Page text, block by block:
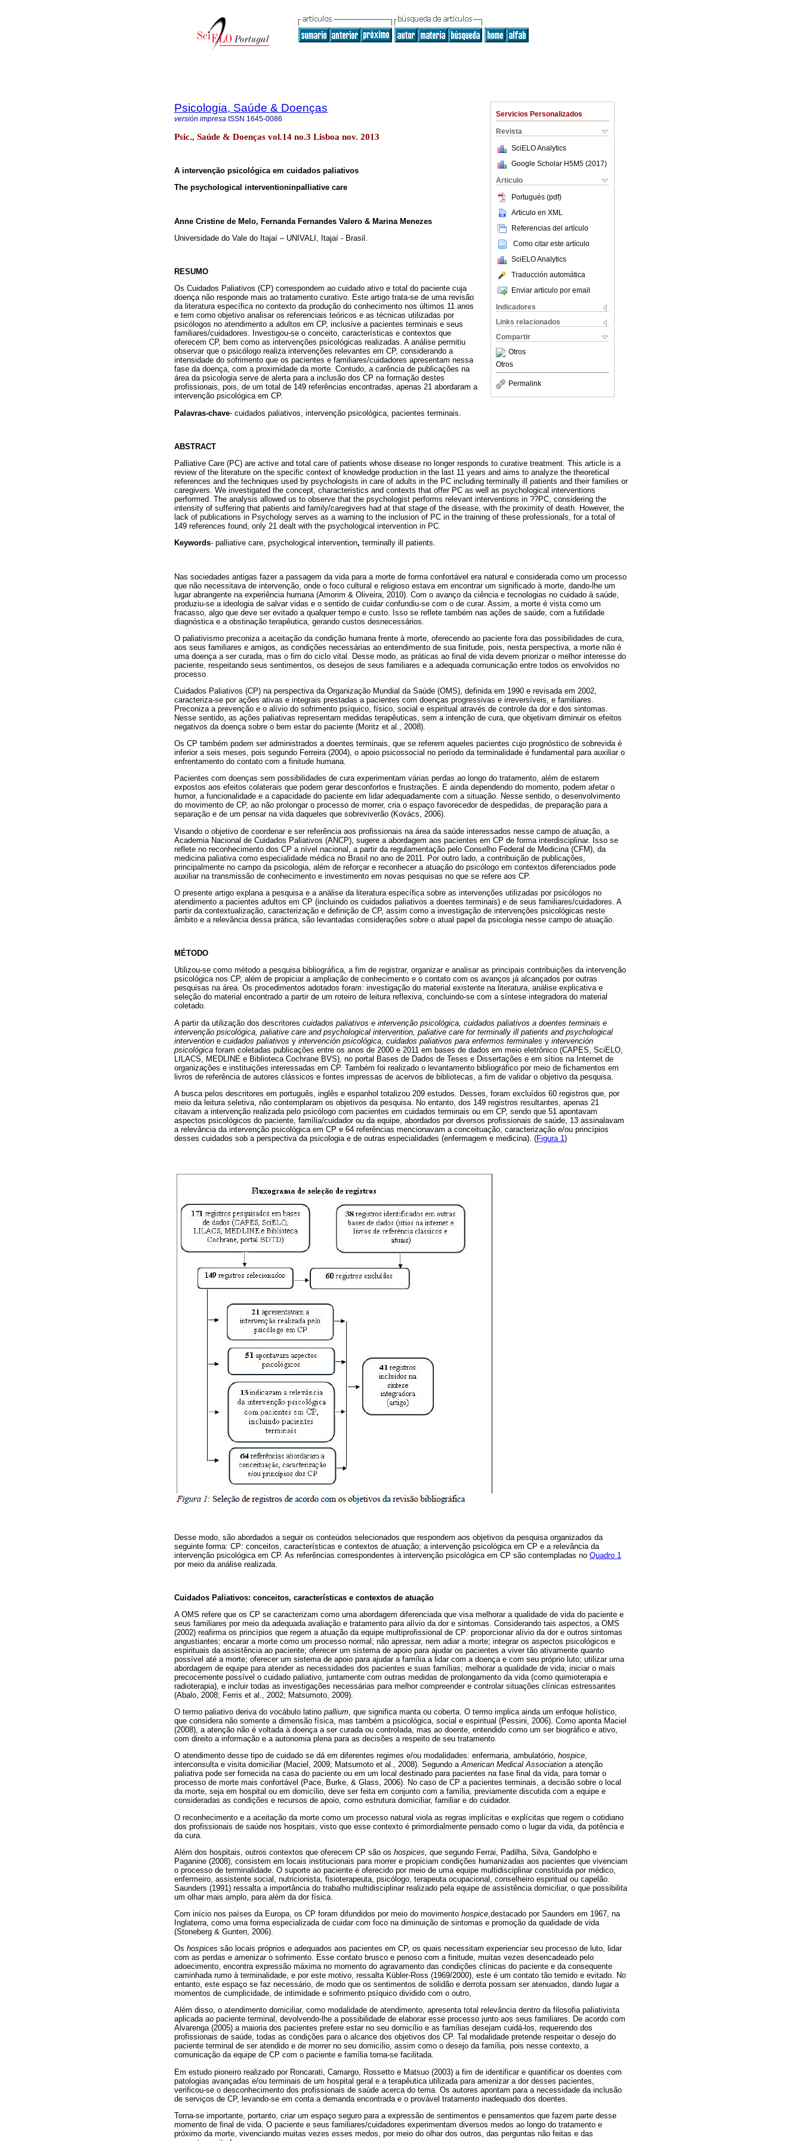
Servicios Personalizados
Revista
SciELO Analytics
Google Scholar H5M5 (2017)
Articulo
Portugués (pdf)
Articulo en XML
Referencias del artículo
Como citar este artículo
SciELO Analytics
Traducción automática
Enviar articulo por email
Indicadores
Links relacionados
Compartir
Otros
Otros
Permalink
Psicologia, Saúde & Doenças
versión impresa ISSN 1645-0086
Psic., Saúde & Doenças vol.14 no.3 Lisboa nov. 2013
A intervenção psicológica em cuidados paliativos
The psychological interventioninpalliative care
Anne Cristine de Melo, Fernanda Fernandes Valero & Marina Menezes
Universidade do Vale do Itajaí – UNIVALI, Itajaí - Brasil.
RESUMO
Os Cuidados Paliativos (CP) correspondem ao cuidado ativo e total do paciente cuja
doença não responde mais ao tratamento curativo. Este artigo trata-se de uma revisão
da literatura específica no contexto da produção do conhecimento nos últimos 11 anos
e tem como objetivo analisar os referenciais teóricos e as técnicas utilizadas por
psicólogos no atendimento a adultos em CP, inclusive a pacientes terminais e seus
familiares/cuidadores. Investigou-se o conceito, características e contextos que
oferecem CP, bem como as intervenções psicológicas realizadas. A análise permitiu
observar que o psicólogo realiza intervenções relevantes em CP, considerando a
intensidade do sofrimento que os pacientes e familiares/cuidadores apresentam nessa
fase da doença, com a proximidade da morte. Contudo, a carência de publicações na
área da psicologia serve de alerta para a inclusão dos CP na formação destes
profissionais, pois, de um total de 149 referências encontradas, apenas 21 abordaram a
intervenção psicológica em CP.
Palavras-chave- cuidados paliativos, intervenção psicológica, pacientes terminais.
ABSTRACT
Palliative Care (PC) are active and total care of patients whose disease no longer responds to curative treatment. This article is a
review of the literature on the specific context of knowledge production in the last 11 years and aims to analyze the theoretical
references and the techniques used by psychologists in care of adults in the PC including terminally ill patients and their families or
caregivers. We investigated the concept, characteristics and contexts that offer PC as well as psychological interventions
performed. The analysis allowed us to observe that the psychologist performs relevant interventions in ??PC, considering the
intensity of suffering that patients and family/caregivers had at that stage of the disease, with the proximity of death. However, the
lack of publications in Psychology serves as a warning to the inclusion of PC in the training of these professionals, for a total of
149 references found, only 21 dealt with the psychological intervention in PC.
Keywords- palliative care, psychological intervention, terminally ill patients.
Nas sociedades antigas fazer a passagem da vida para a morte de forma confortável era natural e considerada como um processo
que não necessitava de intervenção, onde o foco cultural e religioso estava em encontrar um significado à morte, dando-lhe um
lugar abrangente na experiência humana (Amorim & Oliveira, 2010). Com o avanço da ciência e tecnologias no cuidado à saúde,
produziu-se a ideologia de salvar vidas e o sentido de cuidar confundiu-se com o de curar. Assim, a morte é vista como um
fracasso, algo que deve ser evitado a qualquer tempo e custo. Isso se reflete também nas ações de saúde, com a futilidade
diagnóstica e a obstinação terapêutica, gerando custos desnecessários.
O paliativismo preconiza a aceitação da condição humana frente à morte, oferecendo ao paciente fora das possibilidades de cura,
aos seus familiares e amigos, as condições necessárias ao entendimento de sua finitude, pois, nesta perspectiva, a morte não é
uma doença a ser curada, mas o fim do ciclo vital. Desse modo, as práticas ao final de vida devem priorizar o melhor interesse do
paciente, respeitando seus sentimentos, os desejos de seus familiares e a adequada comunicação entre todos os envolvidos no
processo.
Cuidados Paliativos (CP) na perspectiva da Organização Mundial da Saúde (OMS), definida em 1990 e revisada em 2002,
caracteriza-se por ações ativas e integrais prestadas a pacientes com doenças progressivas e irreversíveis, e familiares.
Preconiza a prevenção e o alívio do sofrimento psíquico, físico, social e espiritual através de controle da dor e dos sintomas.
Nesse sentido, as ações paliativas representam medidas terapêuticas, sem a intenção de cura, que objetivam diminuir os efeitos
negativos da doença sobre o bem estar do paciente (Moritz et al., 2008).
Os CP também podem ser administrados a doentes terminais, que se referem aqueles pacientes cujo prognóstico de sobrevida é
inferior a seis meses, pois segundo Ferreira (2004), o apoio psicossocial no período da terminalidade é fundamental para auxiliar o
enfrentamento do contato com a finitude humana.
Pacientes com doenças sem possibilidades de cura experimentam várias perdas ao longo do tratamento, além de estarem
expostos aos efeitos colaterais que podem gerar desconfortos e frustrações. E ainda dependendo do momento, podem afetar o
humor, a funcionalidade e a capacidade do paciente em lidar adequadamente com a situação. Nesse sentido, o desenvolvimento
do movimento de CP, ao não prolongar o processo de morrer, cria o espaço favorecedor de despedidas, de preparação para a
separação e de um pensar na vida daqueles que sobreviverão (Kovács, 2006).
Visando o objetivo de coordenar e ser referência aos profissionais na área da saúde interessados nesse campo de atuação, a
Academia Nacional de Cuidados Paliativos (ANCP), sugere a abordagem aos pacientes em CP de forma interdisciplinar. Isso se
reflete no reconhecimento dos CP a nível nacional, a partir da regulamentação pelo Conselho Federal de Medicina (CFM), da
medicina paliativa como especialidade médica no Brasil no ano de 2011. Por outro lado, a contribuição de publicações,
principalmente no campo da psicologia, além de reforçar e reconhecer a atuação do psicólogo em contextos diferenciados pode
auxiliar na transmissão de conhecimento e investimento em novas pesquisas no que se refere aos CP.
O presente artigo explana a pesquisa e a análise da literatura específica sobre as intervenções utilizadas por psicólogos no
atendimento a pacientes adultos em CP (incluindo os cuidados paliativos a doentes terminais) e de seus familiares/cuidadores. A
partir da contextualização, caracterização e definição de CP, assim como a investigação de intervenções psicológicas neste
âmbito e a relevância dessa prática, são levantadas considerações sobre o atual papel da psicologia nesse campo de atuação.
MÉTODO
Utilizou-se como método a pesquisa bibliográfica, a fim de registrar, organizar e analisar as principais contribuições da intervenção
psicológica nos CP, além de propiciar a ampliação de conhecimento e o contato com os avanços já alcançados por outras
pesquisas na área. Os procedimentos adotados foram: investigação do material existente na literatura, análise explicativa e
seleção do material encontrado a partir de um roteiro de leitura reflexiva, concluindo-se com a síntese integradora do material
coletado.
A partir da utilização dos descritores cuidados paliativos e intervenção psicológica, cuidados paliativos a doentes terminais e
intervenção psicológica, paliative care and psychological intervention, paliative care for terminally ill patients and psychological
intervention e cuidados paliativos y intervención psicológica cuidados paliativos para enfermos terminales y intervención
psicológica foram coletadas publicações entre os anos de 2000 e 2011 em bases de dados em meio eletrônico (CAPES, SciELO,
LILACS, MEDLINE e Biblioteca Cochrane BVS), no portal Bases de Dados de Teses e Dissertações e em sítios na Internet de
organizações e instituições interessadas em CP. Também foi realizado o levantamento bibliográfico por meio de fichamentos em
livros de referência de autores clássicos e fontes impressas de acervos de bibliotecas, a fim de validar o objetivo da pesquisa.
A busca pelos descritores em português, inglês e espanhol totalizou 209 estudos. Desses, foram excluídos 60 registros que, por
meio da leitura seletiva, não contemplaram os objetivos da pesquisa. No entanto, dos 149 registros resultantes, apenas 21
citavam a intervenção realizada pelo psicólogo com pacientes em cuidados terminais ou em CP, sendo que 51 apontavam
aspectos psicológicos do paciente, família/cuidador ou da equipe, abordados por diversos profissionais de saúde, 13 assinalavam
a relevância da intervenção psicológica em CP e 64 referências mencionavam a conceituação, caracterização e/ou princípios
desses cuidados sob a perspectiva da psicologia e de outras especialidades (enfermagem e medicina). (Figura 1 )
Desse modo, são abordados a seguir os conteúdos selecionados que respondem aos objetivos da pesquisa organizados da
seguinte forma: CP: conceitos, características e contextos de atuação; a intervenção psicológica em CP e a relevância da
intervenção psicológica em CP. As referências correspondentes à intervenção psicológica em CP são contempladas no Quadro 1
por meio da análise realizada.
Cuidados Paliativos: conceitos, características e contextos de atuação
A OMS refere que os CP se caracterizam como uma abordagem diferenciada que visa melhorar a qualidade de vida do paciente e
seus familiares por meio da adequada avaliação e tratamento para alívio da dor e sintomas. Considerando tais aspectos, a OMS
(2002) reafirma os princípios que regem a atuação da equipe multiprofissional de CP: proporcionar alívio da dor e outros sintomas
angustiantes; encarar a morte como um processo normal; não apressar, nem adiar a morte; integrar os aspectos psicológicos e
espirituais da assistência ao paciente; oferecer um sistema de apoio para ajudar os pacientes a viver tão ativamente quanto
possível até a morte; oferecer um sistema de apoio para ajudar a família a lidar com a doença e com seu próprio luto; utilizar uma
abordagem de equipe para atender as necessidades dos pacientes e suas famílias; melhorar a qualidade de vida; iniciar o mais
precocemente possível o cuidado paliativo, juntamente com outras medidas de prolongamento da vida (como quimioterapia e
radioterapia), e incluir todas as investigações necessárias para melhor compreender e controlar situações clínicas estressantes
(Abalo, 2008; Ferris et al., 2002; Matsumoto, 2009).
O termo paliativo deriva do vocábulo latino pallium, que significa manta ou coberta. O termo implica ainda um enfoque holístico,
que considera não somente a dimensão física, mas também a psicológica, social e espiritual (Pessini, 2006). Como aponta Maciel
(2008), a atenção não é voltada à doença a ser curada ou controlada, mas ao doente, entendido como um ser biográfico e ativo,
com direito a informação e a autonomia plena para as decisões a respeito de seu tratamento.
O atendimento desse tipo de cuidado se dá em diferentes regimes e/ou modalidades: enfermaria, ambulatório, hospice,
interconsulta e visita domiciliar (Maciel, 2009; Matsumoto et al., 2008). Segundo aAmerican Medical Association a atenção
paliativa pode ser fornecida na casa do paciente ou em um local destinado para pacientes na fase final da vida, para tornar o
processo de morte mais confortável (Pace, Burke, & Glass, 2006). No caso de CP a pacientes terminais, a decisão sobre o local
da morte, seja em hospital ou em domicílio, deve ser feita em conjunto com a família, previamente discutida com a equipe e
consideradas as condições e recursos de apoio, como estrutura domiciliar, familiar e do cuidador.
O reconhecimento e a aceitação da morte como um processo natural viola as regras implícitas e explícitas que regem o cotidiano
dos profissionais de saúde nos hospitais, visto que esse contexto é primordialmente pensado como o lugar da vida, da potência e
da cura.
Além dos hospitais, outros contextos que oferecem CP são os hospices, que segundo Ferrai, Padilha, Silva, Gandolpho e
Paganine (2008), consistem em locais institucionais para morrer e propiciam condições humanizadas aos pacientes que vivenciam
o processo de terminalidade. O suporte ao paciente é oferecido por meio de uma equipe multidisciplinar constituída por médico,
enfermeiro, assistente social, nutricionista, fisioterapeuta, psicólogo, terapeuta ocupacional, conselheiro espiritual ou capelão.
Saunders (1991) ressalta a importância do trabalho multidisciplinar realizado pela equipe de assistência domiciliar, o que possibilita
um olhar mais amplo, para além da dor física.
Com início nos países da Europa, os CP foram difundidos por meio do movimento hospice,destacado por Saunders em 1967, na
Inglaterra, como uma forma especializada de cuidar com foco na diminuição de sintomas e promoção da qualidade de vida
(Stoneberg & Gunten, 2006).
Os hospices são locais próprios e adequados aos pacientes em CP, os quais necessitam experienciar seu processo de luto, lidar
com as perdas e amenizar o sofrimento. Esse contato brusco e penoso com a finitude, muitas vezes desencadeado pelo
adoecimento, encontra expressão máxima no momento do agravamento das condições clínicas do paciente e da consequente
caminhada rumo à terminalidade, e por este motivo, ressalta Kübler-Ross (1969/2000), este é um contato tão temido e evitado. No
entanto, este espaço se faz necessário, de modo que os sentimentos de solidão e derrota possam ser atenuados, dando lugar a
momentos de cumplicidade, de intimidade e sofrimento psíquico dividido com o outro,
Além disso, o atendimento domiciliar, como modalidade de atendimento, apresenta total relevância dentro da filosofia paliativista
aplicada ao paciente terminal, devolvendo-lhe a possibilidade de elaborar esse processo junto aos seus familiares. De acordo com
Alvarenga (2005) a maioria dos pacientes prefere estar no seu domicílio e as famílias desejam cuidá-los, requerendo dos
profissionais de saúde, todas as condições para o alcance dos objetivos dos CP. Tal modalidade pretende respeitar o desejo do
paciente terminal de ser atendido e de morrer no seu domicílio, assim como o desejo da família, pois nesse contexto, a
comunicação da equipe de CP com o paciente e família torna-se facilitada.
Em estudo pioneiro realizado por Roncarati, Camargo, Rossetto e Matsuo (2003) a fim de identificar e quantificar os doentes com
patologias avançadas e/ou terminais de um hospital geral e a terapêutica utilizada para amenizar a dor desses pacientes,
verificou-se o desconhecimento dos profissionais de saúde acerca do tema. Os autores apontam para a necessidade da inclusão
de serviços de CP, levando-se em conta a demanda encontrada e o provável tratamento inadequado dos doentes.
Torna-se importante, portanto, criar um espaço seguro para a expressão de sentimentos e pensamentos que fazem parte desse
momento de final de vida. O paciente e seus familiares/cuidadores experimentam diversos medos ao longo do tratamento e
próximo da morte, vivenciando muitas vezes esses medos, por meio do olhar dos outros, das perguntas não feitas e das